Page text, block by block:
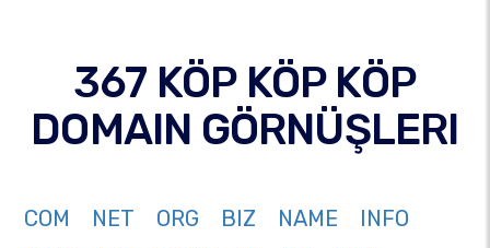
367 KÖP KÖP KÖP
DOMAIN GÖRNÜŞLERI
COM NET ORG BIZ NAME
INFO